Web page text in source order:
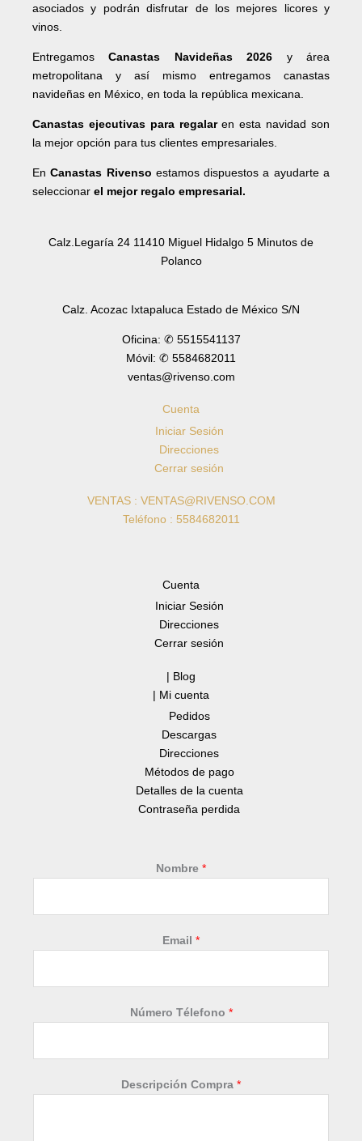
asociados y podrán disfrutar de los mejores licores y
vinos.
EntregamosCanastas Navideñas 2026 y área
metropolitana y así mismo entregamos canastas
navideñas en México, en toda la república mexicana.
Canastas ejecutivas para regalaren esta navidad son
la mejor opción para tus clientes empresariales.
EnCanastas Rivenso estamos dispuestos a ayudarte a
seleccionar el mejor regalo empresarial.
Calz.Legaría 24 11410 Miguel Hidalgo 5 Minutos de
Polanco
Calz. Acozac Ixtapaluca Estado de México S/N
Oficina: ✆ 5515541137
Móvil: ✆ 5584682011
ventas@rivenso.com
Cuenta
Iniciar Sesión
Direcciones
Cerrar sesión
VENTAS : VENTAS@RIVENSO.COM
Teléfono : 5584682011
Cuenta
Iniciar Sesión
Direcciones
Cerrar sesión
| Blog
| Mi cuenta
Pedidos
Descargas
Direcciones
Métodos de pago
Detalles de la cuenta
Contraseña perdida
Nombre *
é
e
f
o
o
D
Email *
Número Télefono *
Descripción Compra *